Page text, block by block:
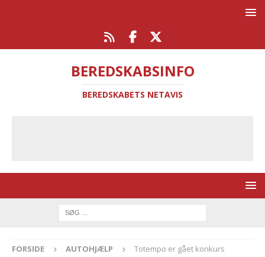
BEREDSKABSINFO
BEREDSKABETS NETAVIS
FORSIDE AUTOHJÆLP Totempo er gået konkurs